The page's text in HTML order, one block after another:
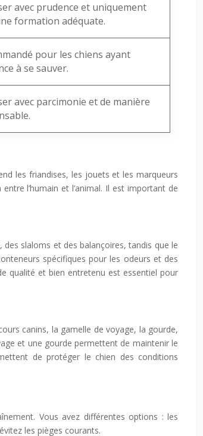
avec prudence et uniquement
formation adéquate.
pour les chiens ayant
à se sauver.
avec parcimonie et de manière
les friandises, les jouets et les marqueurs
l’humain et l’animal. Il est important de
slaloms et des balançoires, tandis que le
spécifiques pour les odeurs et des
qualité et bien entretenu est essentiel pour
canins, la gamelle de voyage, la gourde,
et une gourde permettent de maintenir le
de protéger le chien des conditions
Vous avez différentes options : les
les pièges courants.